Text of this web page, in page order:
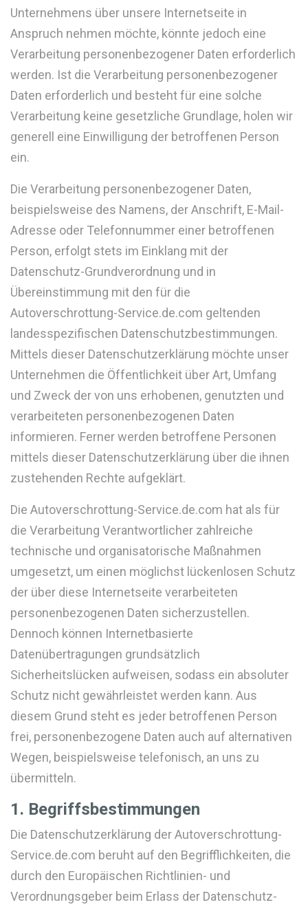
Unternehmens über unsere Internetseite in
Anspruch nehmen möchte, könnte jedoch eine
Verarbeitung personenbezogener Daten erforderlich
werden. Ist die Verarbeitung personenbezogener
Daten erforderlich und besteht für eine solche
Verarbeitung keine gesetzliche Grundlage, holen wir
generell eine Einwilligung der betroffenen Person
ein.
Die Verarbeitung personenbezogener Daten,
beispielsweise des Namens, der Anschrift, E-Mail-
Adresse oder Telefonnummer einer betroffenen
Person, erfolgt stets im Einklang mit der
Datenschutz-Grundverordnung und in
Übereinstimmung mit den für die
Autoverschrottung-Service.de.com geltenden
landesspezifischen Datenschutzbestimmungen.
Mittels dieser Datenschutzerklärung möchte unser
Unternehmen die Öffentlichkeit über Art, Umfang
und Zweck der von uns erhobenen, genutzten und
verarbeiteten personenbezogenen Daten
informieren. Ferner werden betroffene Personen
mittels dieser Datenschutzerklärung über die ihnen
zustehenden Rechte aufgeklärt.
Die Autoverschrottung-Service.de.com hat als für
die Verarbeitung Verantwortlicher zahlreiche
technische und organisatorische Maßnahmen
umgesetzt, um einen möglichst lückenlosen Schutz
der über diese Internetseite verarbeiteten
personenbezogenen Daten sicherzustellen.
Dennoch können Internetbasierte
Datenübertragungen grundsätzlich
Sicherheitslücken aufweisen, sodass ein absoluter
Schutz nicht gewährleistet werden kann. Aus
diesem Grund steht es jeder betroffenen Person
frei, personenbezogene Daten auch auf alternativen
Wegen, beispielsweise telefonisch, an uns zu
übermitteln.
1. Begriffsbestimmungen
Die Datenschutzerklärung der Autoverschrottung-
Service.de.com beruht auf den Begrifflichkeiten, die
durch den Europäischen Richtlinien- und
Verordnungsgeber beim Erlass der Datenschutz-